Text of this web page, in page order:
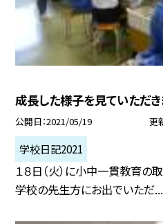
成長した様子を見ていただ
公開日 2021/05/19 更
学校日記2021
１８日（火）に小中一貫教育の
学校の先生方にお出でいただ...